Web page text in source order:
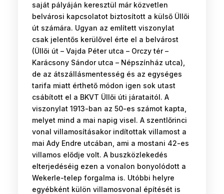
saját pályáján keresztül már közvetlen
belvárosi kapcsolatot biztosított a külső Üllői
út számára. Ugyan az említett viszonylat
csak jelentős kerülővel érte el a belvárost
(Üllői út – Vajda Péter utca – Orczy tér –
Karácsony Sándor utca – Népszínház utca),
de az átszállásmentesség és az egységes
tarifa miatt érthető módon igen sok utast
csábított el a BKVT Üllői úti járataitól. A
viszonylat 1913-ban az 50-es számot kapta,
melyet mind a mai napig visel. A szentlőrinci
vonal villamosításakor indítottak villamost a
mai Ady Endre utcában, ami a mostani 42-es
villamos elődje volt. A buszközlekedés
elterjedéséig ezen a vonalon bonyolódott a
Wekerle-telep forgalma is. Utóbbi helyre
egyébként külön villamosvonal építését is